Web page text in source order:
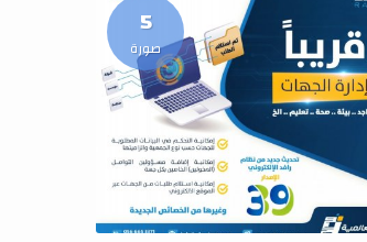
5
صورة